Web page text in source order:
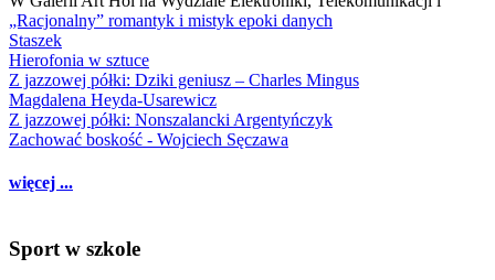
„Racjonalny” romantyk i mistyk epoki danych
Staszek
Hierofonia w sztuce
Z jazzowej półki: Dziki geniusz – Charles Mingus
Magdalena Heyda-Usarewicz
Z jazzowej półki: Nonszalancki Argentyńczyk
Zachować boskość - Wojciech Sęczawa
więcej ...
Sport w szkole